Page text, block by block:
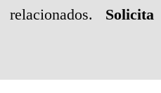
relacionados. Solicita